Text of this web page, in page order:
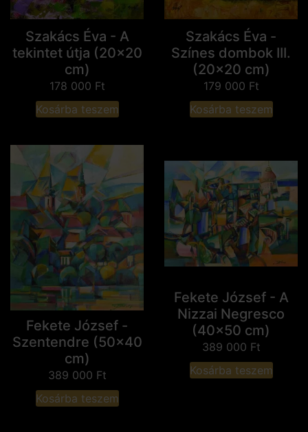
Szakács Éva - A
tekintet útja (20x20
cm)
178 000 Ft
Kosárba teszem
Szakács Éva -
Színes dombok III.
(20x20 cm)
179 000 Ft
Kosárba teszem
Fekete József -
Szentendre (50x40
cm)
389 000 Ft
Kosárba teszem
Fekete József - A
Nizzai Negresco
(40x50 cm)
389 000 Ft
Kosárba teszem